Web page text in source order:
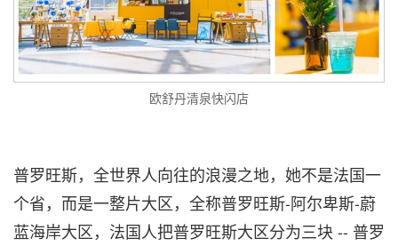
欧舒丹清泉快闪店
普罗旺斯，全世界人向往的浪漫之地，她不是法国一
个省，而是一整片大区，全称普罗旺斯-阿尔卑斯-蔚
蓝海岸大区，法国人把普罗旺斯大区分为三块 -- 普罗